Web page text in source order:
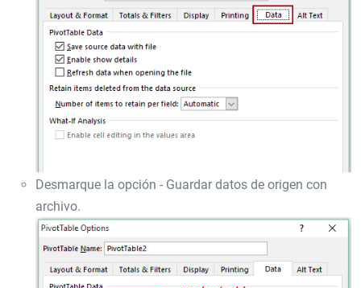
Desmarque la opción - Guardar datos de origen con
archivo.